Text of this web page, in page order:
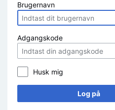
Brugernavn
Adgangskode
Husk mig
Log på